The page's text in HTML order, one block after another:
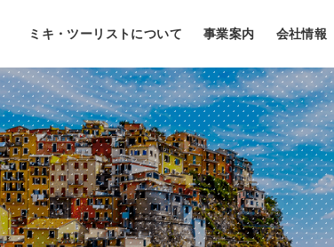
ミキ・ツーリストについて 事業案内 会社情報